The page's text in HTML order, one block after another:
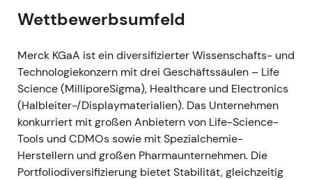
Unternehmen signalisierte eine bewusste
wachsende Märkte; Investoren sahen darin ein
kapitalintensiveres, zyklisches Wachstandbein, das
den Life-Science-Bereich ergänzt.[10]- Technisch:
Positiver Katalysator, der den Aufwärtstrend 2021
stützte; zeitweise Volatilität rund um die
Kapitalausgaben-Guidance, strukturell jedoch
unterstützend.[10]
Wettbewerbsumfeld
Merck KGaA ist ein diversifizierter Wissenschafts- und
Technologiekonzern mit drei Geschäftssäulen – Life
Science (MilliporeSigma), Healthcare und Electronics
(Halbleiter-/Displaymaterialien). Das Unternehmen
konkurriert mit großen Anbietern von Life-Science-
Tools und CDMOs sowie mit Spezialchemie-
Herstellern und großen Pharmaunternehmen. Die
Portfoliodiversifizierung bietet Stabilität, gleichzeitig